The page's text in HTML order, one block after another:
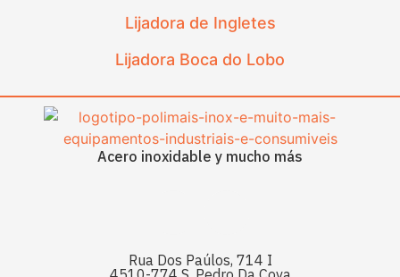
Lijadora de Ingletes
Lijadora Boca do Lobo
Acero inoxidable y mucho más
Rua Dos Paúlos, 714 I